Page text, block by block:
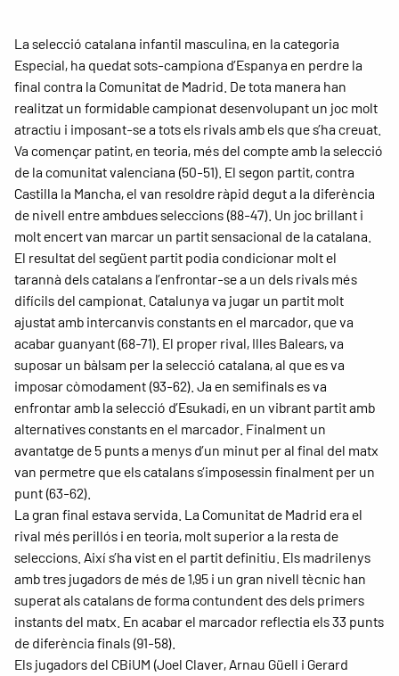
La selecció catalana infantil masculina, en la categoria
Especial, ha quedat sots-campiona d’Espanya en perdre la
final contra la Comunitat de Madrid. De tota manera han
realitzat un formidable campionat desenvolupant un joc molt
atractiu i imposant-se a tots els rivals amb els que s’ha creuat.
Va començar patint, en teoria, més del compte amb la selecció
de la comunitat valenciana (50-51). El segon partit, contra
Castilla la Mancha, el van resoldre ràpid degut a la diferència
de nivell entre ambdues seleccions (88-47). Un joc brillant i
molt encert van marcar un partit sensacional de la catalana.
El resultat del següent partit podia condicionar molt el
tarannà dels catalans a l’enfrontar-se a un dels rivals més
difícils del campionat. Catalunya va jugar un partit molt
ajustat amb intercanvis constants en el marcador, que va
acabar guanyant (68-71). El proper rival, Illes Balears, va
suposar un bàlsam per la selecció catalana, al que es va
imposar còmodament (93-62). Ja en semifinals es va
enfrontar amb la selecció d’Esukadi, en un vibrant partit amb
alternatives constants en el marcador. Finalment un
avantatge de 5 punts a menys d’un minut per al final del matx
van permetre que els catalans s’imposessin finalment per un
punt (63-62).
La gran final estava servida. La Comunitat de Madrid era el
rival més perillós i en teoria, molt superior a la resta de
seleccions. Així s’ha vist en el partit definitiu. Els madrilenys
amb tres jugadors de més de 1,95 i un gran nivell tècnic han
superat als catalans de forma contundent des dels primers
instants del matx. En acabar el marcador reflectia els 33 punts
de diferència finals (91-58).
Els jugadors del CBiUM (Joel Claver, Arnau Güell i Gerard